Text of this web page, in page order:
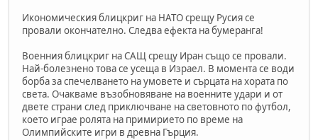
Икономическия блицкриг на НАТО срещу Русия се
провали окончателно. Следва ефекта на бумеранга!
Военния блицкриг на САЩ срещу Иран също се провали.
Най-болезнено това се усеща в Израел. В момента се води
борба за спечелването на умовете и сърцата на хората по
света. Очакваме възобновяване на военните удари и от
двете страни след приключване на световното по футбол,
което играе ролята на примирието по време на
Олимпийските игри в древна Гърция.